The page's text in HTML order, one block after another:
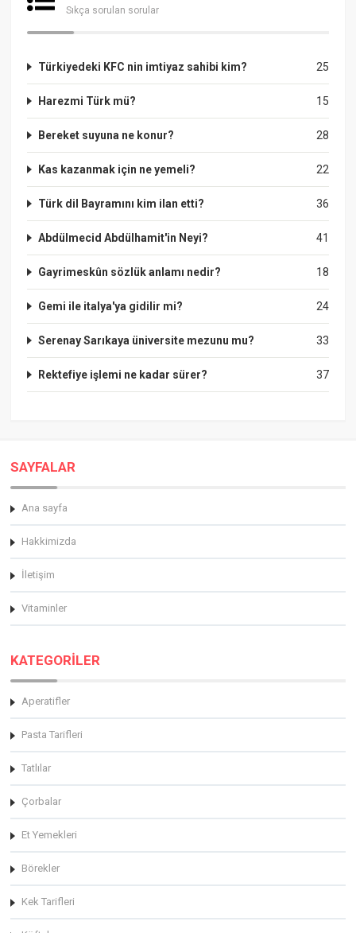
Sıkça sorulan sorular
25
Türkiyedeki KFC nin imtiyaz sahibi kim?
15
Harezmi Türk mü?
28
Bereket suyuna ne konur?
22
Kas kazanmak için ne yemeli?
36
Türk dil Bayramını kim ilan etti?
41
Abdülmecid Abdülhamit'in Neyi?
18
Gayrimeskûn sözlük anlamı nedir?
24
Gemi ile italya'ya gidilir mi?
33
Serenay Sarıkaya üniversite mezunu mu?
37
Rektefiye işlemi ne kadar sürer?
SAYFALAR
Ana sayfa
Hakkimizda
İletişim
Vitaminler
KATEGORİLER
Aperatifler
Pasta Tarifleri
Tatlılar
Çorbalar
Et Yemekleri
Börekler
Kek Tarifleri